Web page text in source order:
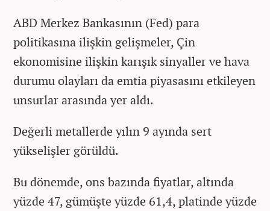
ABD Merkez Bankasının (Fed) para
politikasına ilişkin gelişmeler, Çin
ekonomisine ilişkin karışık sinyaller ve hava
durumu olayları da emtia piyasasını etkileyen
unsurlar arasında yer aldı.
Değerli metallerde yılın 9 ayında sert
yükselişler görüldü.
Bu dönemde, ons bazında fiyatlar, altında
yüzde 47, gümüşte yüzde 61,4, platinde yüzde